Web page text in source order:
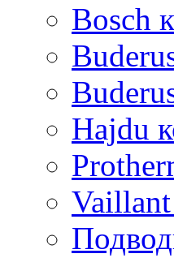
Bosch
Hajdu